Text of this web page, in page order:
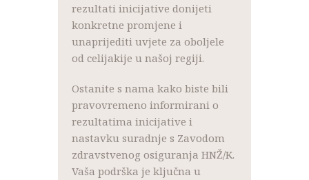
rezultati inicijative donijeti
konkretne promjene i
unaprijediti uvjete za oboljele
od celijakije u našoj regiji.
Ostanite s nama kako biste bili
pravovremeno informirani o
rezultatima inicijative i
nastavku suradnje s Zavodom
zdravstvenog osiguranja HNŽ/K.
Vaša podrška je ključna u